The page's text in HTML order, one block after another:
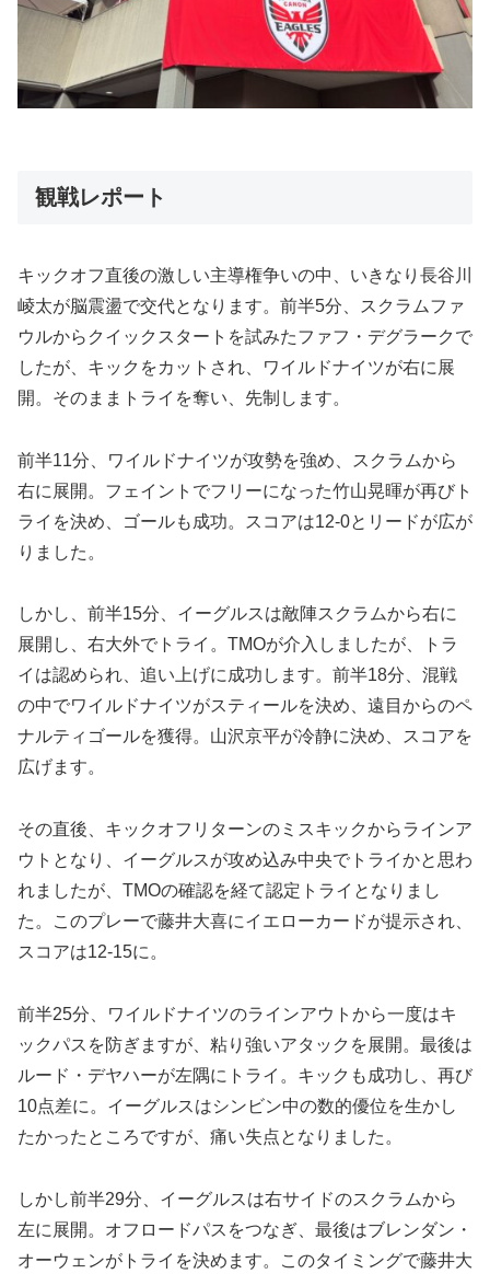
観戦レポート
キックオフ直後の激しい主導権争いの中、いきなり長谷川
崚太が脳震盪で交代となります。前半5分、スクラムファ
ウルからクイックスタートを試みたファフ・デグラークで
したが、キックをカットされ、ワイルドナイツが右に展
開。そのままトライを奪い、先制します。
前半11分、ワイルドナイツが攻勢を強め、スクラムから
右に展開。フェイントでフリーになった竹山晃暉が再びト
ライを決め、ゴールも成功。スコアは12-0とリードが広が
りました。
しかし、前半15分、イーグルスは敵陣スクラムから右に
展開し、右大外でトライ。TMOが介入しましたが、トラ
イは認められ、追い上げに成功します。前半18分、混戦
の中でワイルドナイツがスティールを決め、遠目からのペ
ナルティゴールを獲得。山沢京平が冷静に決め、スコアを
広げます。
その直後、キックオフリターンのミスキックからラインア
ウトとなり、イーグルスが攻め込み中央でトライかと思わ
れましたが、TMOの確認を経て認定トライとなりまし
た。このプレーで藤井大喜にイエローカードが提示され、
スコアは12-15に。
前半25分、ワイルドナイツのラインアウトから一度はキ
ックパスを防ぎますが、粘り強いアタックを展開。最後は
ルード・デヤハーが左隅にトライ。キックも成功し、再び
10点差に。イーグルスはシンビン中の数的優位を生かし
たかったところですが、痛い失点となりました。
しかし前半29分、イーグルスは右サイドのスクラムから
左に展開。オフロードパスをつなぎ、最後はブレンダン・
オーウェンがトライを決めます。このタイミングで藤井大